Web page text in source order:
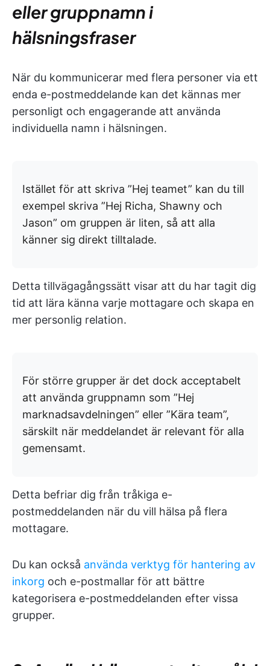
eller gruppnamn i
hälsningsfraser
När du kommunicerar med flera personer via ett
enda e-postmeddelande kan det kännas mer
personligt och engagerande att använda
individuella namn i hälsningen.
Istället för att skriva ”Hej teamet” kan du till
exempel skriva ”Hej Richa, Shawny och
Jason” om gruppen är liten, så att alla
känner sig direkt tilltalade.
Detta tillvägagångssätt visar att du har tagit dig
tid att lära känna varje mottagare och skapa en
mer personlig relation.
För större grupper är det dock acceptabelt
att använda gruppnamn som ”Hej
marknadsavdelningen” eller ”Kära team”,
särskilt när meddelandet är relevant för alla
gemensamt.
Detta befriar dig från tråkiga e-
postmeddelanden när du vill hälsa på flera
mottagare.
Du kan också använda verktyg för hantering av
inkorg och e-postmallar för att bättre
kategorisera e-postmeddelanden efter vissa
grupper.